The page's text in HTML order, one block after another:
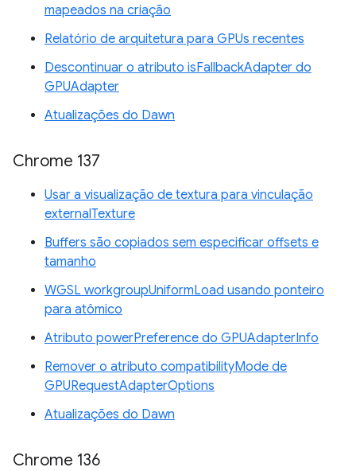
mapeados na criação
Relatório de arquitetura para GPUs recentes
Descontinuar o atributo isFallbackAdapter do
GPUAdapter
Atualizações do Dawn
Chrome 137
Usar a visualização de textura para vinculação
externalTexture
Buffers são copiados sem especificar offsets e
tamanho
WGSL workgroupUniformLoad usando ponteiro
para atômico
Atributo powerPreference do GPUAdapterInfo
Remover o atributo compatibilityMode de
GPURequestAdapterOptions
Atualizações do Dawn
Chrome 136